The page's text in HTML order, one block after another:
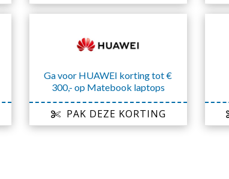
Ga voor HUAWEI korting tot €
300,- op Matebook laptops
PAK DEZE KORTING